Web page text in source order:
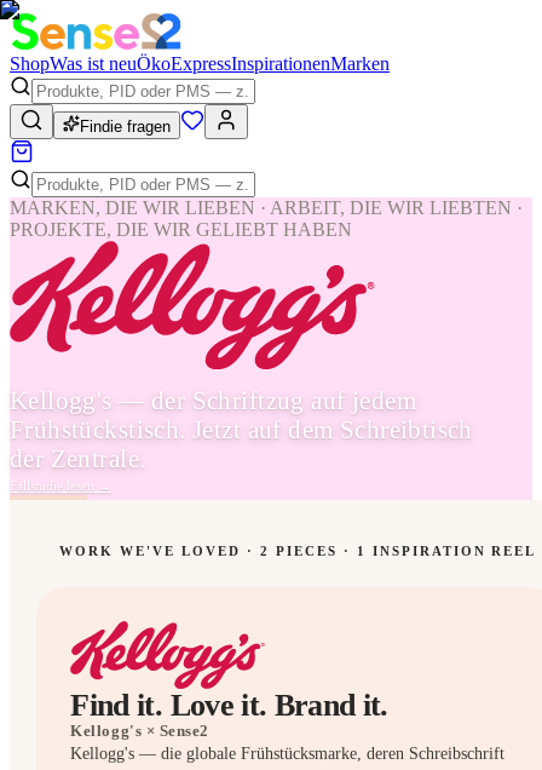
ShopWas ist neuÖkoExpressInspirationenMarken
Findie fragen
MARKEN, DIE WIR LIEBEN · ARBEIT, DIE WIR LIEBTEN ·
PROJEKTE, DIE WIR GELIEBT HABEN
Kellogg's — der Schriftzug auf jedem
Frühstückstisch. Jetzt auf dem Schreibtisch
der Zentrale.
Fallstudie lesen →
WORK WE'VE LOVED · 2 PIECES · 1 INSPIRATION REEL
Find it. Love it. Brand it.
Kellogg's × Sense2
Kellogg's — die globale Frühstücksmarke, deren Schreibschrift